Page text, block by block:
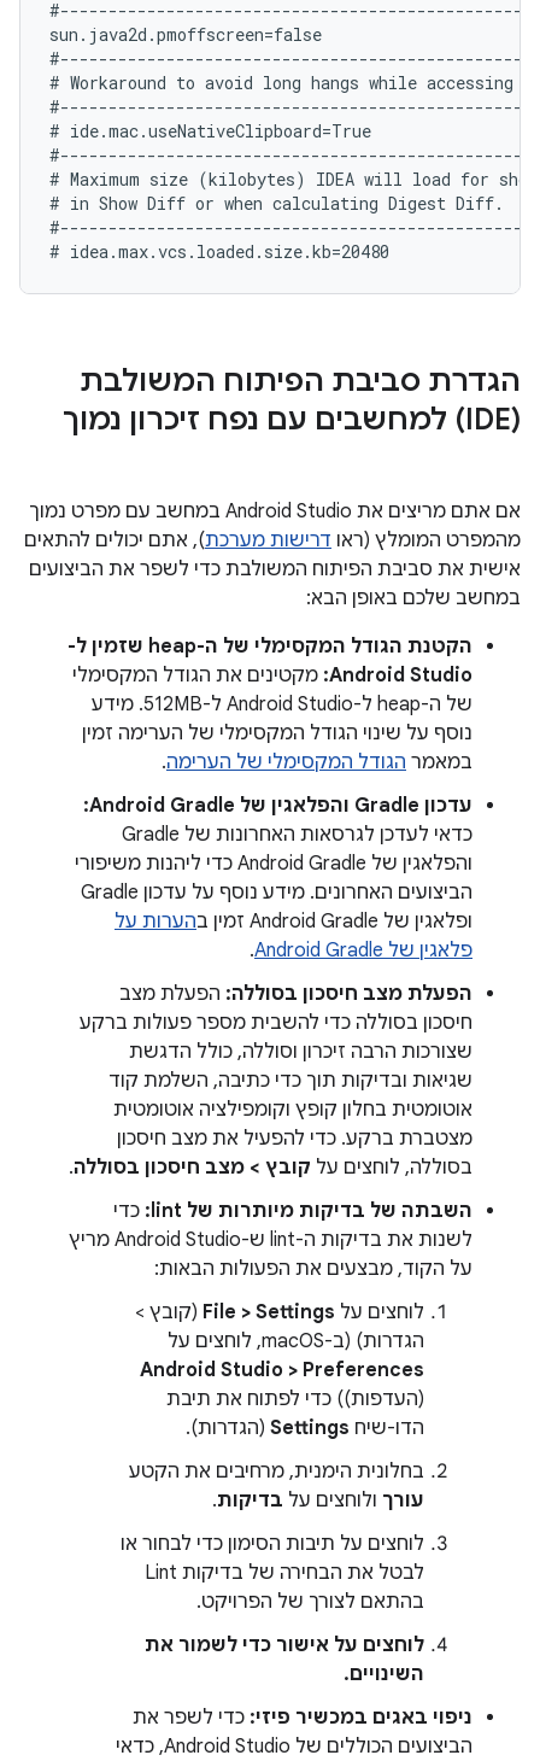
sun.java2d.pmoffscreen=false
# Workaround to avoid long hangs while accessing
# ide.mac.useNativeClipboard=True
# Maximum size (kilobytes) IDEA will load for
# in Show Diff or when calculating Digest Diff.
הגדרת סביבת הפיתוח המשולבת
(IDE) למחשבים עם נפח זיכרון נמוך
אם אתם מריצים את Android Studio במחשב עם מפרט נמוך
מהמפרט המומלץ (ראו דרישות מערכת), אתם יכולים להתאים
אישית את סביבת הפיתוח המשולבת כדי לשפר את הביצועים
במחשב שלכם באופן הבא:
הקטנת הגודל המקסימלי של ה-heap שזמין ל-
Android Studio: מקטינים את הגודל המקסימלי
של ה-heap ל-Android Studio ל-512MB. מידע
נוסף על שינוי הגודל המקסימלי של הערימה זמין
במאמר הגודל המקסימלי של הערימה.
עדכון Gradle והפלאגין של Android Gradle:
כדאי לעדכן לגרסאות האחרונות של Gradle
והפלאגין של Android Gradle כדי ליהנות משיפורי
הביצועים האחרונים. מידע נוסף על עדכון Gradle
ופלאגין של Android Gradle זמין ב
הערות על
פלאגין של Android Gradle
.
הפעלת מצב חיסכון בסוללה: הפעלת מצב
חיסכון בסוללה כדי להשבית מספר פעולות ברקע
שצורכות הרבה זיכרון וסוללה, כולל הדגשת
שגיאות ובדיקות תוך כדי כתיבה, השלמת קוד
אוטומטית בחלון קופץ וקומפילציה אוטומטית
מצטברת ברקע. כדי להפעיל את מצב חיסכון
בסוללה, לוחצים על קובץ > מצב חיסכון בסוללה.
השבתה של בדיקות מיותרות של lint:
כדי
לשנות את בדיקות ה-lint ש-Android Studio מריץ
על הקוד, מבצעים את הפעולות הבאות:
לוחצים על File > Settings (קובץ >
הגדרות) (ב-macOS, לוחצים על
Android Studio > Preferences
(העדפות)) כדי לפתוח את תיבת
הדו-שיח Settings (הגדרות).
בחלונית הימנית, מרחיבים את הקטע
עורך ולוחצים על בדיקות.
לוחצים על תיבות הסימון כדי לבחור או
לבטל את הבחירה של בדיקות Lint
בהתאם לצורך של הפרויקט.
לוחצים על אישור כדי לשמור את
השינויים.
ניפוי באגים במכשיר פיזי: כדי לשפר את
הביצועים הכוללים של Android Studio, כדאי